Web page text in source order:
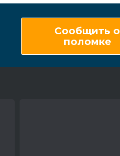
Сообщить о
поломке